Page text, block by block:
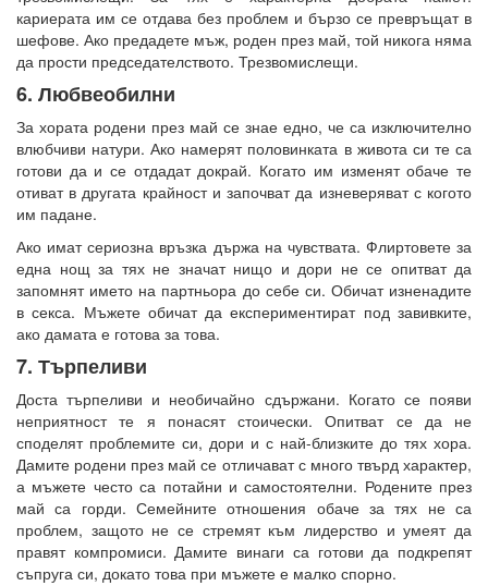
кариерата им се отдава без проблем и бързо се превръщат в
шефове. Ако предадете мъж, роден през май, той никога няма
да прости председателството. Трезвомислещи.
6. Любвеобилни
За хората родени през май се знае едно, че са изключително
влюбчиви натури. Ако намерят половинката в живота си те са
готови да и се отдадат докрай. Когато им изменят обаче те
отиват в другата крайност и започват да изневеряват с когото
им падане.
Ако имат сериозна връзка държа на чувствата. Флиртовете за
една нощ за тях не значат нищо и дори не се опитват да
запомнят името на партньора до себе си. Обичат изненадите
в секса. Мъжете обичат да експериментират под завивките,
ако дамата е готова за това.
7. Търпеливи
Доста търпеливи и необичайно сдържани. Когато се появи
неприятност те я понасят стоически. Опитват се да не
споделят проблемите си, дори и с най-близките до тях хора.
Дамите родени през май се отличават с много твърд характер,
а мъжете често са потайни и самостоятелни. Родените през
май са горди. Семейните отношения обаче за тях не са
проблем, защото не се стремят към лидерство и умеят да
правят компромиси. Дамите винаги са готови да подкрепят
съпруга си, докато това при мъжете е малко спорно.